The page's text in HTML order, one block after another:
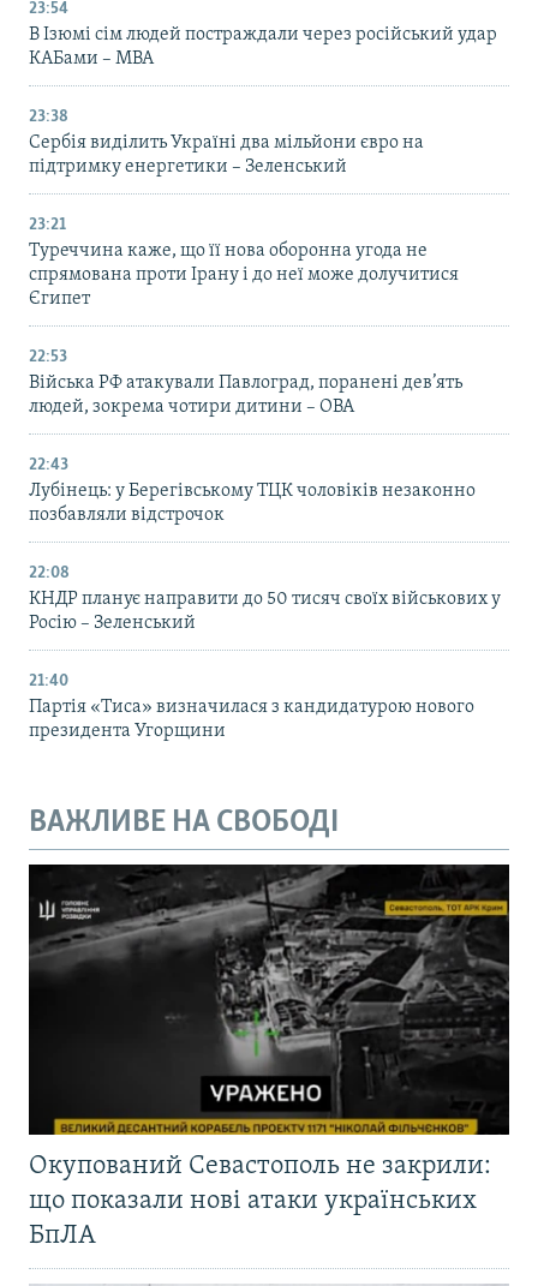
23:54
В Ізюмі сім людей постраждали через російський удар
КАБами – МВА
23:38
Сербія виділить Україні два мільйони євро на
підтримку енергетики – Зеленський
23:21
Туреччина каже, що її нова оборонна угода не
спрямована проти Ірану і до неї може долучитися
Єгипет
22:53
Війська РФ атакували Павлоград, поранені дев’ять
людей, зокрема чотири дитини – ОВА
22:43
Лубінець: у Берегівському ТЦК чоловіків незаконно
позбавляли відстрочок
22:08
КНДР планує направити до 50 тисяч своїх військових у
Росію – Зеленський
21:40
Партія «Тиса» визначилася з кандидатурою нового
президента Угорщини
ВАЖЛИВЕ НА СВОБОДІ
Окупований Севастополь не закрили:
що показали нові атаки українських
БпЛА